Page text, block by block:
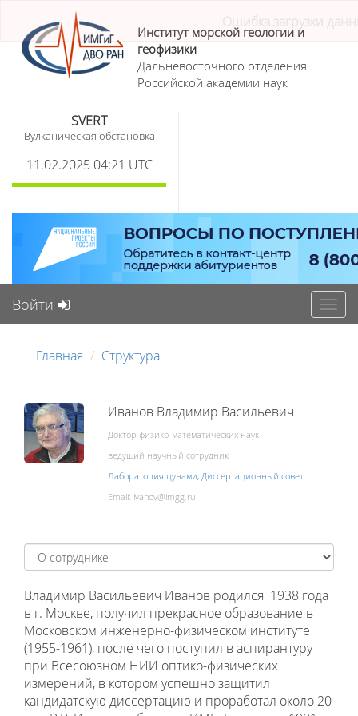
Институт морской геологии и
геофизики
Дальневосточного отделения
Российской академии наук
SVERT
Вулканическая обстановка
11.02.2025 04:21 UTC
Войти
Главная Структура
Иванов Владимир Васильевич
Доктор физико-математических наук
ведущий научный сотрудник
Лаборатория цунами, Диссертационный совет
Email:
Владимир Васильевич Иванов родился 1938 года
в г. Москве, получил прекрасное образование в
Московском инженерно-физическом институте
(1955-1961), после чего поступил в аспирантуру
при Всесоюзном НИИ оптико-физических
измерений, в котором успешно защитил
кандидатскую диссертацию и проработал около 20